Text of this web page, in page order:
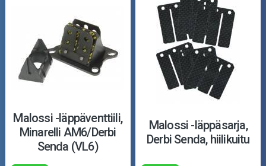
Malossi -läppäventtiili,
Minarelli AM6/Derbi
Senda (VL6)
Malossi -läppäsarja,
Derbi Senda, hiilikuitu